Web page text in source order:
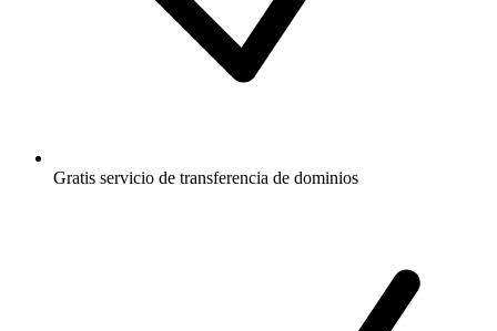
Gratis servicio de transferencia de dominios